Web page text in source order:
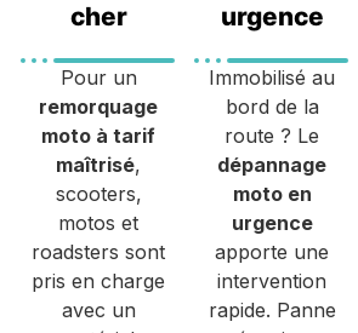
cher
Pour un
remorquage
moto à tarif
maîtrisé,
scooters,
motos et
roadsters sont
pris en charge
avec un
urgence
Immobilisé au
bord de la
route ? Le
dépannage
moto en
urgence
apporte une
intervention
rapide. Panne